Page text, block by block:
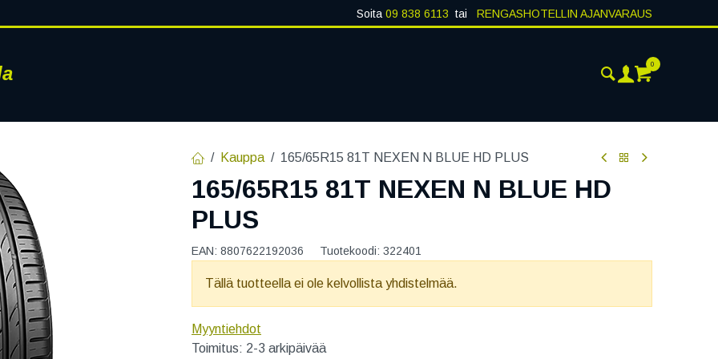
Soita 09 838 6113 tai RENGASHOTELLIN AJANVARAUS
RENKAAT
0
Kauppa 165/65R15 81T NEXEN N BLUE HD PLUS
165/65R15 81T NEXEN N BLUE HD
PLUS
EAN: 8807622192036 Tuotekoodi: 322401
Tällä tuotteella ei ole kelvollista yhdistelmää.
Myyntiehdot
Toimitus: 2-3 arkipäivää